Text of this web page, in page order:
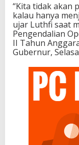
“Kita tidak akan
kalau hanya
ujar Luthfi saat
Pengendalian
II Tahun
Gubernur,